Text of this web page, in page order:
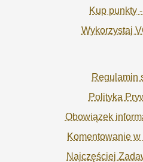
Kup punkty
Wykorzystaj
Regulamin
Polityka
Obowiązek
Komentowanie
Najczęściej